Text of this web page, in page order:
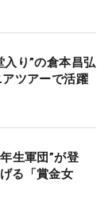
入り”の倉本昌弘
ツアーで活躍
生軍団”が登
る「賞金女